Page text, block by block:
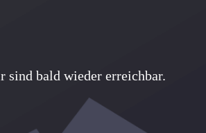
sind bald wieder erreichbar.